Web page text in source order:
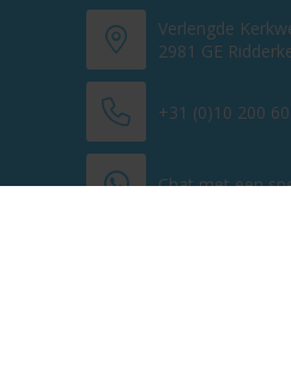
Verlengde
2981 GE
+31 (0)10 200
Chat met een